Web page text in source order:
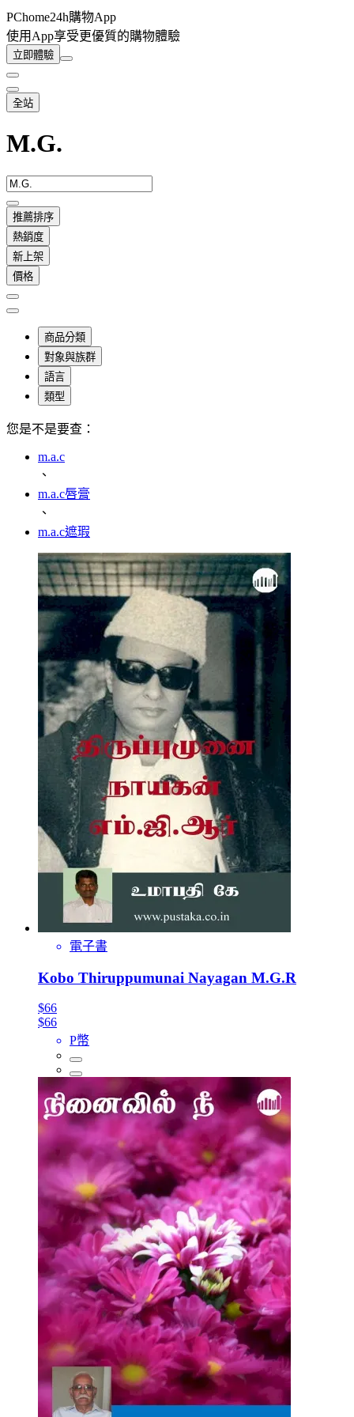
PChome24h購物App
使用App享受更優質的購物體驗
立即體驗
全站
M.G.
推薦排序
熱銷度
新上架
價格
商品分類
對象與族群
語言
類型
您是不是要查：
m.a.c
、
m.a.c唇膏
、
m.a.c遮瑕
電子書
Kobo Thiruppumunai Nayagan M.G.R
$66
$66
P幣